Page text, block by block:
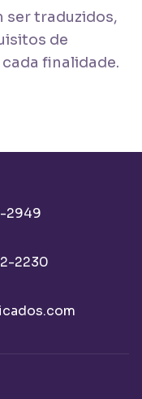
ser traduzidos,
de
finalidade.
2949
2230